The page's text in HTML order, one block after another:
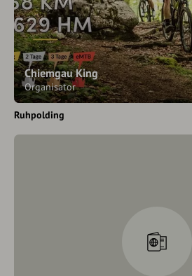
Chiemgau King
Organisator
Ruhpolding